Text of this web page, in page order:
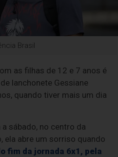
Brasil
as filhas de 12 e 7 anos é
lanchonete Gessiane
quando tiver mais um dia
sábado, no centro da
ela abre um sorriso quando
fim da jornada 6x1, pela